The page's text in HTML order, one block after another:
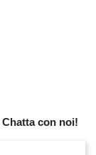
Chatta con noi!